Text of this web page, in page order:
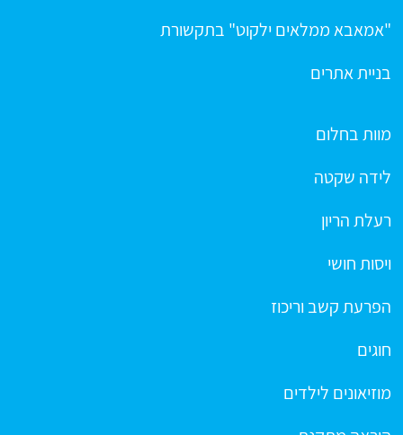
"אמאבא ממלאים ילקוט" בתקשורת
בניית אתרים
מוות בחלום
לידה שקטה
רעלת הריון
ויסות חושי
הפרעת קשב וריכוז
חוגים
מוזיאונים לילדים